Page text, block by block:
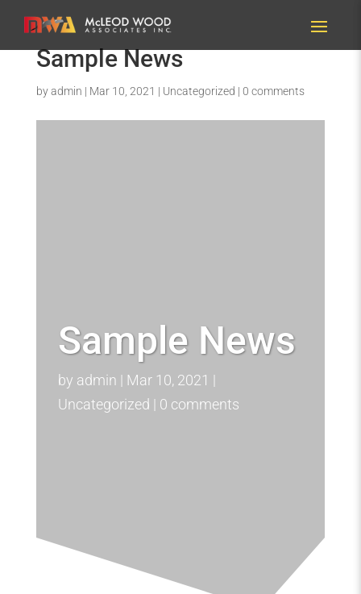
Sample News
byadmin | Mar 10, 2021 | Uncategorized | 0 comments
Sample News
by admin
Mar 10, 2021
Uncategorized
0 comments